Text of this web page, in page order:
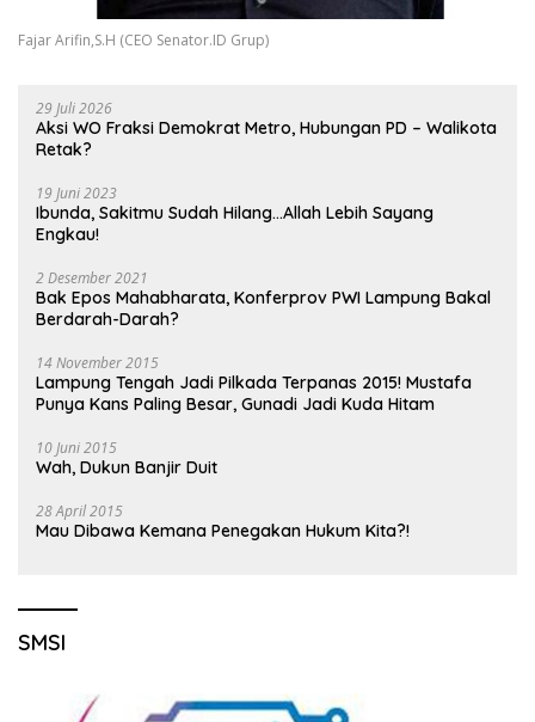
Fajar Arifin,S.H (CEO Senator.ID Grup)
29 Juli 2026
Aksi WO Fraksi Demokrat Metro, Hubungan PD – Walikota
Retak?
19 Juni 2023
Ibunda, Sakitmu Sudah Hilang…Allah Lebih Sayang
Engkau!
2 Desember 2021
Bak Epos Mahabharata, Konferprov PWI Lampung Bakal
Berdarah-Darah?
14 November 2015
Lampung Tengah Jadi Pilkada Terpanas 2015! Mustafa
Punya Kans Paling Besar, Gunadi Jadi Kuda Hitam
10 Juni 2015
Wah, Dukun Banjir Duit
28 April 2015
Mau Dibawa Kemana Penegakan Hukum Kita?!
SMSI